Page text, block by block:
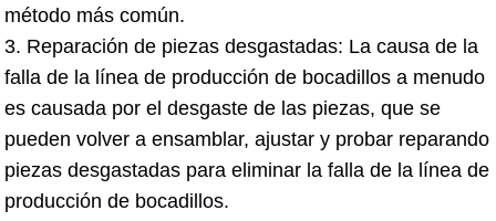
método más común.
3. Reparación de piezas desgastadas: La causa de la
falla de la línea de producción de bocadillos a menudo
es causada por el desgaste de las piezas, que se
pueden volver a ensamblar, ajustar y probar reparando
piezas desgastadas para eliminar la falla de la línea de
producción de bocadillos.